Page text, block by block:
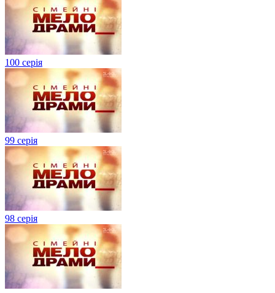
100 серія
99 серія
98 серія